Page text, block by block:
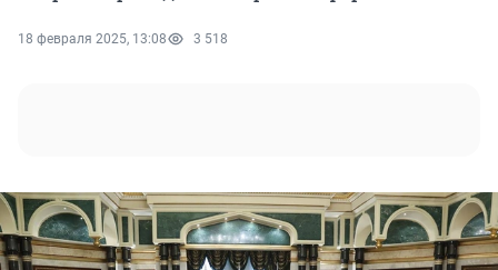
18 февраля 2025, 13:08 3 518